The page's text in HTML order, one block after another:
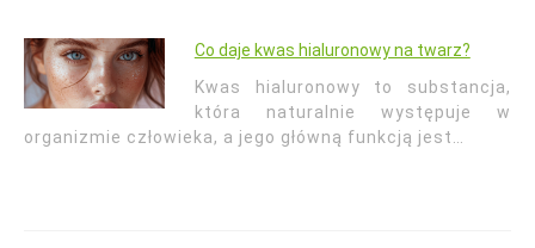
Co daje kwas hialuronowy na twarz?
Kwas hialuronowy to substancja,
która naturalnie występuje w
organizmie człowieka, a jego główną funkcją jest…